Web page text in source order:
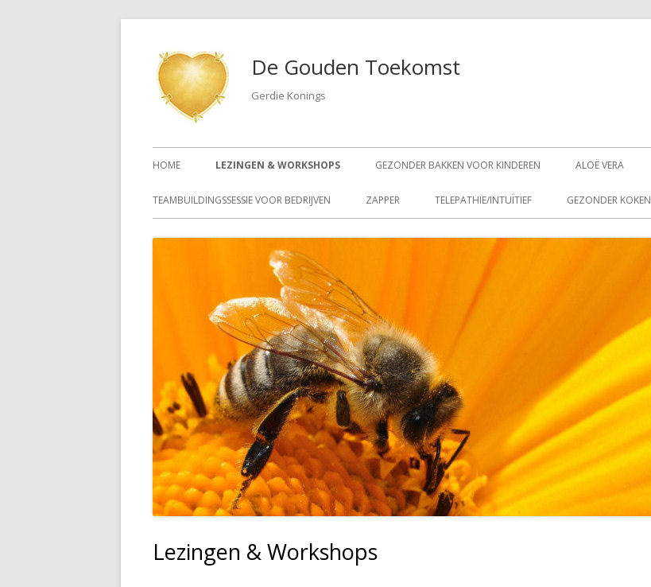
De Gouden Toekomst
Gerdie Konings
HOME LEZINGEN & WORKSHOPS GEZONDER BAKKEN VOOR KINDEREN ALOË VERA
TEAMBUILDINGSSESSIE VOOR BEDRIJVEN ZAPPER TELEPATHIE/INTUÏTIEF GEZONDER KOKEN
Lezingen & Workshops